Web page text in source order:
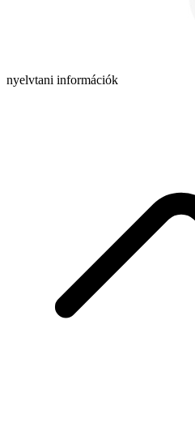
nyelvtani információk